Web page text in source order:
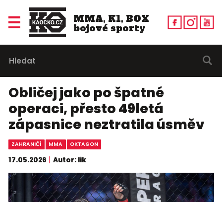
MMA, K1, BOX
bojové sporty
Obličej jako po špatné
operaci, přesto 49letá
zápasnice neztratila úsměv
ZAHRANIČÍ MMA OKTAGON
17.05.2026 Autor: lik